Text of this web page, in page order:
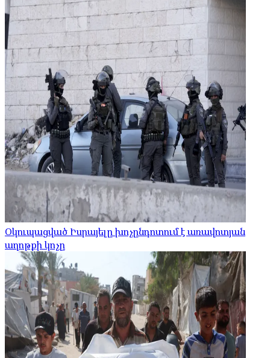
Օկուպացված Իսրայելը խոչընդոտում է առավոտյան
աղոթքի կոչը